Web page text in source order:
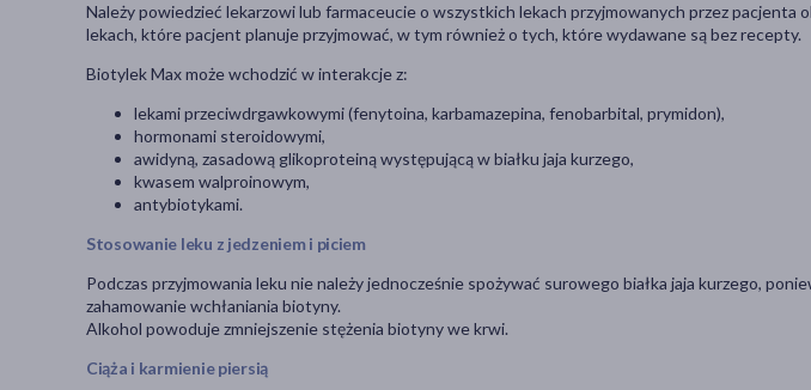
Należy powiedzieć lekarzowi lub farmaceucie o wszystkich lekach przyjmowanych przez pacjenta
lekach, które pacjent planuje przyjmować, w tym również o tych, które wydawane są bez recepty.
Biotylek Max może wchodzić w interakcje z:
lekami przeciwdrgawkowymi (fenytoina, karbamazepina, fenobarbital, prymidon),
hormonami steroidowymi,
awidyną, zasadową glikoproteiną występującą w białku jaja kurzego,
kwasem walproinowym,
antybiotykami.
Stosowanie leku z jedzeniem i piciem
Podczas przyjmowania leku nie należy jednocześnie spożywać surowego białka jaja kurzego,
zahamowanie wchłaniania biotyny.
Alkohol powoduje zmniejszenie stężenia biotyny we krwi.
Ciąża i karmienie piersią